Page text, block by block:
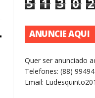
ANUNCIE AQUI
Quer ser anunciado
Telefones: (88)
Email: